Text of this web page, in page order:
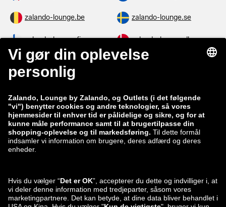
zalando-lounge.be zalando-lounge.se
zalando-lounge.fi zalando-lounge.dk
zalando-lounge.co.uk zalando-lounge.pl
zalando-lounge.lt zalando-lounge.sk
zalando-lounge.ro zalando-lounge.hr
zalando-lounge.si
zalando-lounge.lv zalando-lounge.no